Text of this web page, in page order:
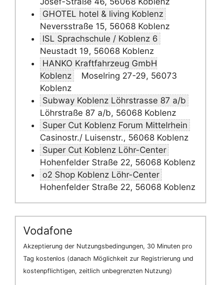
GHOTEL hotel & living Koblenz
Neversstraße 15, 56068 Koblenz
ISL Sprachschule / Koblenz 6
Neustadt 19, 56068 Koblenz
HANKO Kraftfahrzeug GmbH
Koblenz
Moselring 27-29, 56073
Koblenz
Subway Koblenz Löhrstrasse 87 a/b
Löhrstraße 87 a/b, 56068 Koblenz
Super Cut Koblenz Forum Mittelrhein
Casinostr./ Luisenstr., 56068 Koblenz
Super Cut Koblenz Löhr-Center
Hohenfelder Straße 22, 56068 Koblenz
o2 Shop Koblenz Löhr-Center
Hohenfelder Straße 22, 56068 Koblenz
Vodafone
Akzeptierung der Nutzungsbedingungen, 30 Minuten pro
Tag kostenlos (danach Möglichkeit zur Registrierung und
kostenpflichtigen, zeitlich unbegrenzten Nutzung)